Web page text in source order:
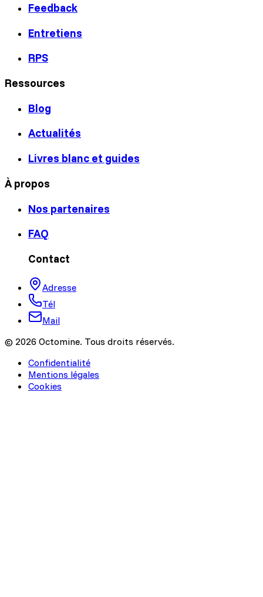
Feedback
Entretiens
RPS
Ressources
Blog
Actualités
Livres blanc et guides
À propos
Nos partenaires
FAQ
Contact
Adresse
Tél
Mail
© 2026 Octomine. Tous droits réservés.
Confidentialité
Mentions légales
Cookies